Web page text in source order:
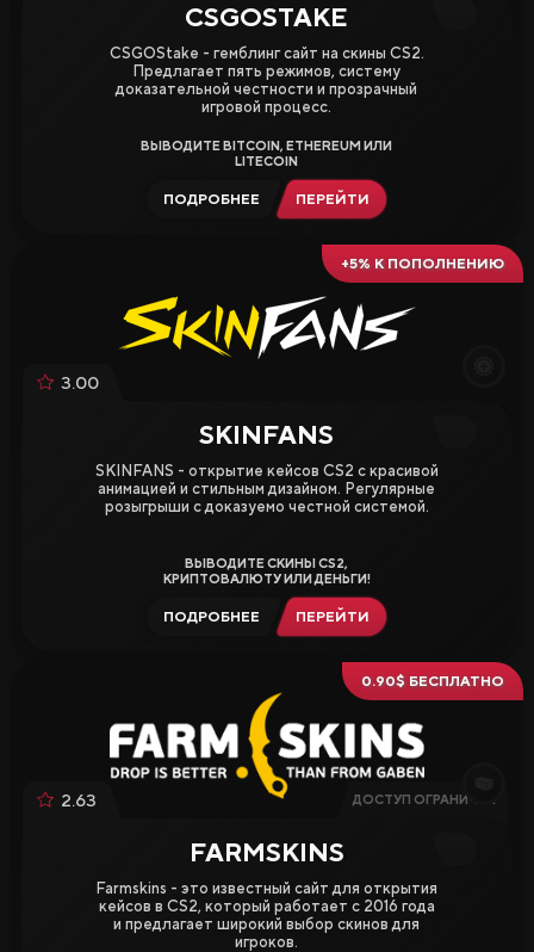
CSGOSTAKE
CSGOStake - гемблинг сайт на скины CS2.
Предлагает пять режимов, систему
доказательной честности и прозрачный
игровой процесс.
ВЫВОДИТЕ BITCOIN, ETHEREUM ИЛИ
LITECOIN
ПОДРОБНЕЕ ПЕРЕЙТИ
+5% К ПОПОЛНЕНИЮ
3.00
SKINFANS
SKINFANS - открытие кейсов CS2 с красивой
анимацией и стильным дизайном. Регулярные
розыгрыши с доказуемо честной системой.
ВЫВОДИТЕ СКИНЫ CS2,
КРИПТОВАЛЮТУ ИЛИ ДЕНЬГИ!
ПОДРОБНЕЕ ПЕРЕЙТИ
0.90$ БЕСПЛАТНО
2.63 ДОСТУП ОГРАНИЧЕН
FARMSKINS
Farmskins - это известный сайт для открытия
кейсов в CS2, который работает с 2016 года
и предлагает широкий выбор скинов для
игроков.